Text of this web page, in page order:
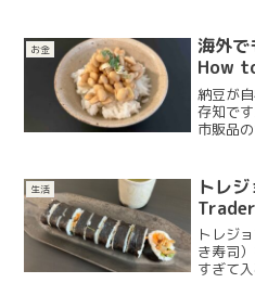
お金
海外で
How
納豆が
存知で
市販品
きます
る発酵
あなた
生活
トレ
トレジ
き寿司
すぎて
り購入